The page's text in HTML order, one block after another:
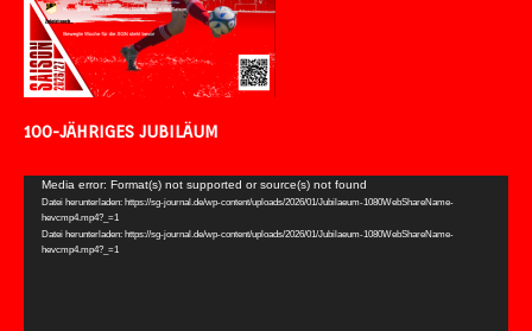
100-JÄHRIGES JUBILÄUM
Video-
Player
Media error: Format(s) not supported or source(s) not found
Datei herunterladen: https://sg-journal.de/wp-content/uploads/2026/01/Jubilaeum-1080WebShareName-
hevcmp4.mp4?_=1
Datei herunterladen: https://sg-journal.de/wp-content/uploads/2026/01/Jubilaeum-1080WebShareName-
hevcmp4.mp4?_=1